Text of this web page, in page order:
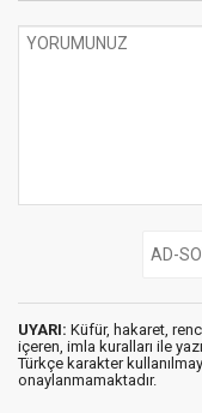
UYARI: Küfür, hakaret,
içeren, imla kuralları ile
Türkçe karakter
onaylanmamaktadır.